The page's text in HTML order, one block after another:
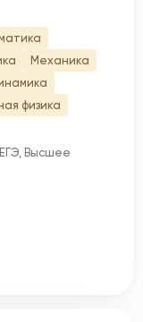
Механика
физика
Высшее